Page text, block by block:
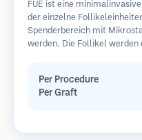
FUE ist eine
der einzelne
Spenderbereich mit
werden. Die Follikel werden
im Vergleich zu
Per Procedure
Per Graft